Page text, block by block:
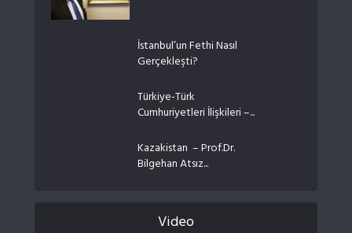
İstanbul’un Fethi Nasıl
Gerçekleşti?
Türkiye-Türk
Cumhuriyetleri İlişkileri –...
Kazakistan – Prof.Dr.
Bilgehan Atsız...
Video